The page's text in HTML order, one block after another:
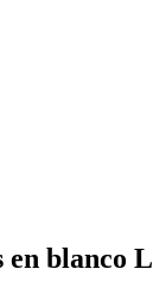
blanco